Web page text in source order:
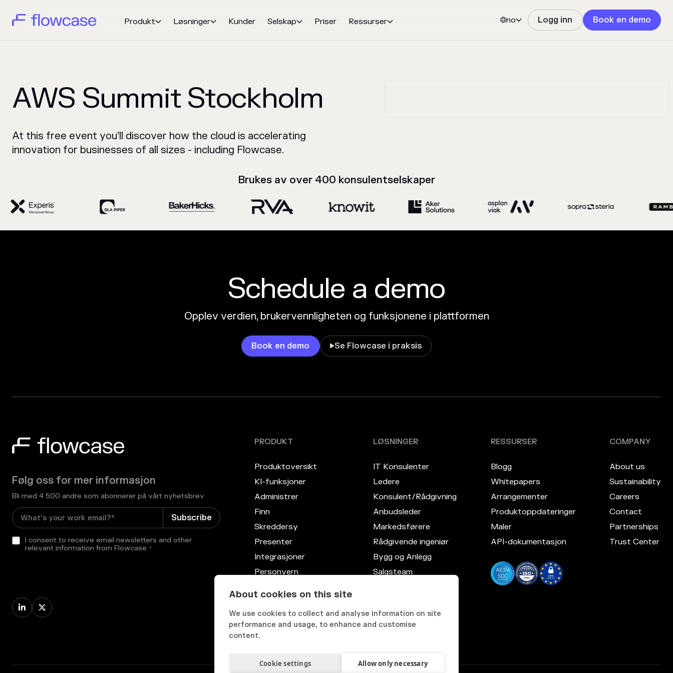
About cookies on this site
We use cookies to collect and analyse information on site
performance and usage, to enhance and customise
content.
Cookie settings Allow only necessary
Produkt Løsninger Kunder Selskap Priser Ressurser no Logg inn Book en demo
AWS Summit Stockholm
At this free event you’ll discover how the cloud is accelerating
innovation for businesses of all sizes - including Flowcase.
Brukes av over 400 konsulentselskaper
Schedule a demo
Opplev verdien, brukervennligheten og funksjonene i plattformen
Book en demo Se Flowcase i praksis
Følg oss for mer informasjon
Bli med 4 500 andre som abonnerer på vårt nyhetsbrev
I consent to receive email newsletters and other
relevant information from Flowcase *
 
PRODUKT
Produktoversikt
KI-funksjoner
Administrer
Finn
Skreddersy
Presenter
Integrasjoner
Personvern
LØSNINGER
IT Konsulenter
Ledere
Konsulent/Rådgivning
Anbudsleder
Markedsførere
Rådgivende ingeniør
Bygg og Anlegg
Salgsteam
HR
RESSURSER
Blogg
Whitepapers
Arrangementer
Produktoppdateringer
Maler
API-dokumentasjon
COMPANY
About us
Sustainability
Careers
Contact
Partnerships
Trust Center